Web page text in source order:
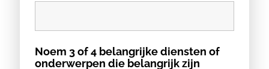
Noem 3 of 4 belangrijke diensten of
onderwerpen die belangrijk zijn